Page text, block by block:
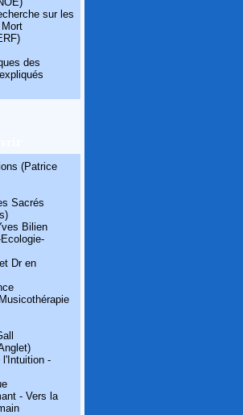
sur les
des
(Patrice
Sacrés
Bilien
Dr en
l'Intuition -
- Vers la